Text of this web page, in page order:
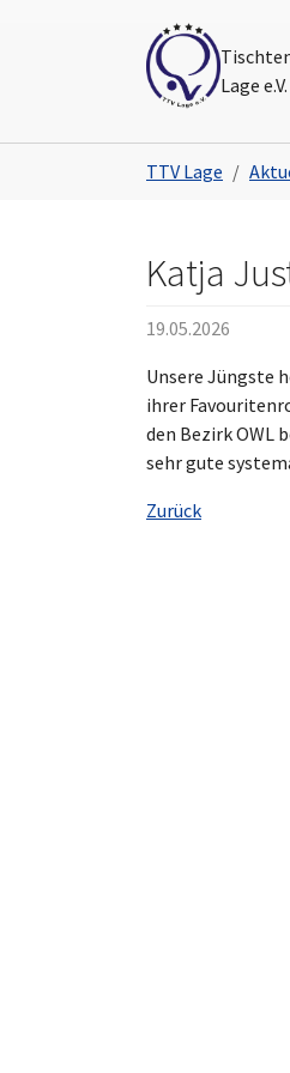
Lage e.V.
TTV Lage
Katja
19.05.2026
Unsere Jüngste
ihrer
den Bezirk OWL
sehr gute
Zurück